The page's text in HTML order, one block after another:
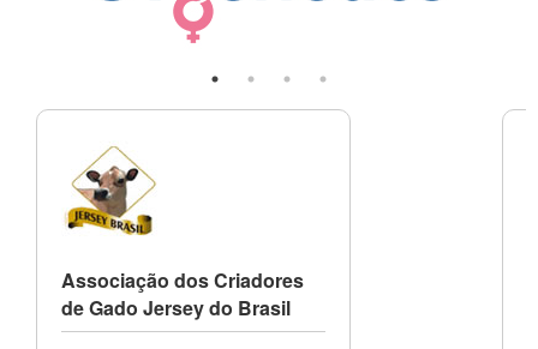
Associação dos Criadores
de Gado Jersey do Brasil